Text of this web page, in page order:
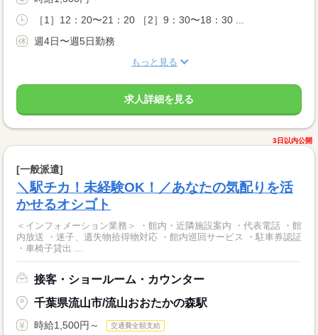
［1］12：20〜21：20 ［2］9：30〜18：30 ...
週4日〜週5日勤務
もっと見る
求人詳細を見る
3日以内公開
[一般派遣]
＼駅チカ！未経験OK！／あなたの気配りを活
かせるオシゴト
＜インフォメーション業務＞ ・館内・近隣施設案内 ・代表電話 ・館
内放送 ・迷子、遺失物拾得物対応 ・館内巡回サービス ・駐車券認証
・車椅子貸出 ...
接客・ショールーム・カウンター
千葉県流山市/流山おおたかの森駅
時給1,500円～ 交通費全額支給